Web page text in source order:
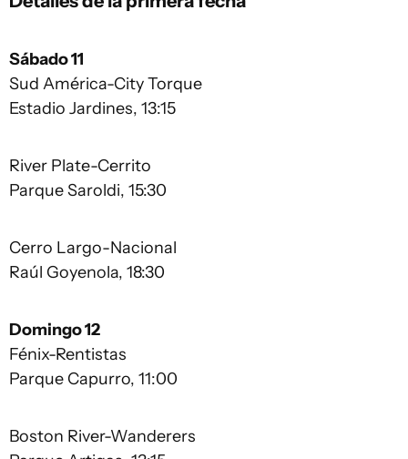
Sábado 11
Sud América-City Torque
Estadio Jardines, 13:15
River Plate-Cerrito
Parque Saroldi, 15:30
Cerro Largo-Nacional
Raúl Goyenola, 18:30
Domingo 12
Fénix-Rentistas
Parque Capurro, 11:00
Boston River-Wanderers